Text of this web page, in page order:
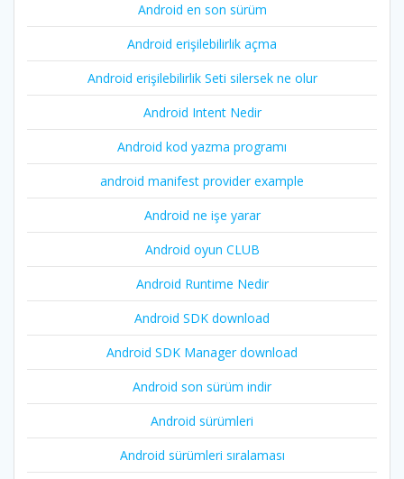
Android en son sürüm
Android erişilebilirlik açma
Android erişilebilirlik Seti silersek ne olur
Android Intent Nedir
Android kod yazma programı
android manifest provider example
Android ne işe yarar
Android oyun CLUB
Android Runtime Nedir
Android SDK download
Android SDK Manager download
Android son sürüm indir
Android sürümleri
Android sürümleri sıralaması